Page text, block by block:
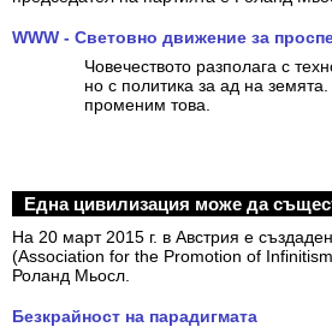
WWW - Световно движение за
Човечеството разполага с
но с политика за ад на
променим това.
Една цивилизация може да
На 20 март 2015 г. в Австрия е
(Association for the Promotion of
Роланд Мьосл.
Безкрайност на парадигмата